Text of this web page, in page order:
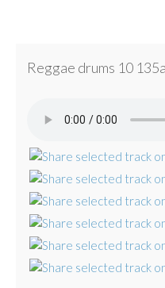
Reggae drums 10